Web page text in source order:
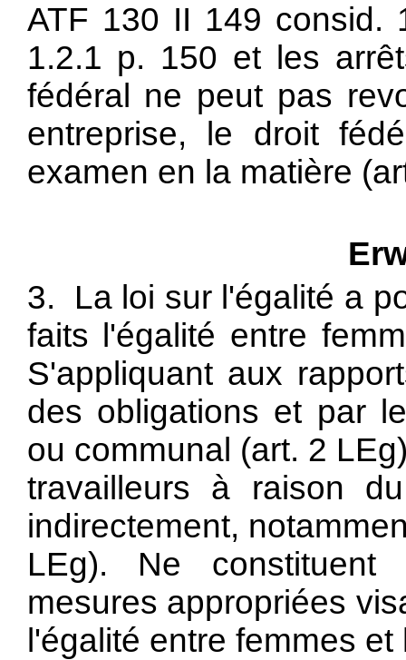
ATF 130 II 149 consid.
1.2.1 p. 150 et les
fédéral ne peut pas
entreprise, le droit
examen en la matière
3. La loi sur l'égalité a
faits l'égalité entre
S'appliquant aux
des obligations et par
ou communal (art. 2
travailleurs à raison
indirectement,
LEg). Ne
mesures appropriées
l'égalité entre femmes